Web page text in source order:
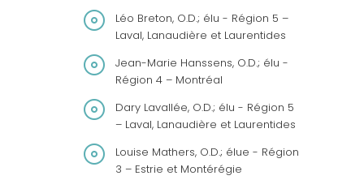
Léo Breton, O.D.; élu - Région 5 –
Laval, Lanaudière et Laurentides
Jean-Marie Hanssens, O.D.; élu -
Région 4 – Montréal
Dary Lavallée, O.D.; élu - Région 5
– Laval, Lanaudière et Laurentides
Louise Mathers, O.D.; élue - Région
3 – Estrie et Montérégie